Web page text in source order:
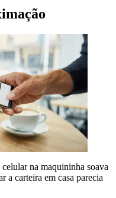
na maquininha soava
a carteira em casa parecia